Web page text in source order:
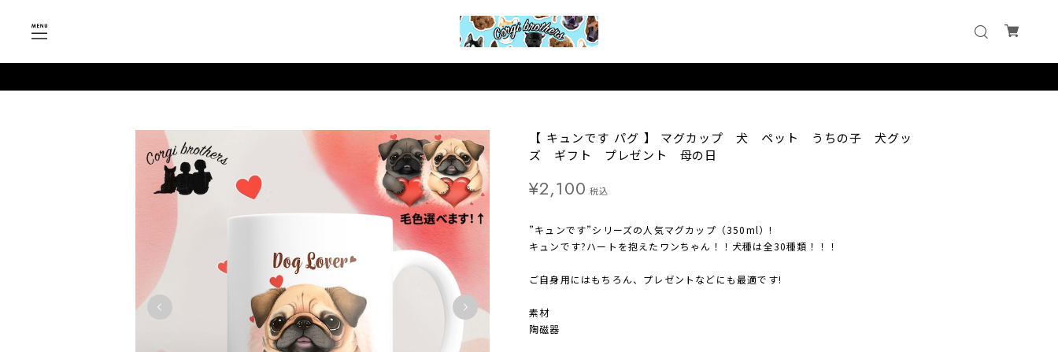
【 キュンです パグ 】 マグカップ 犬 ペット うちの子 犬グッ
ズ ギフト プレゼント 母の日
¥2,100 税込
”キュンです”シリーズの人気マグカップ（350ml）!
キュンです?ハートを抱えたワンちゃん！！犬種は全30種類！！！
ご自身用にはもちろん、プレゼントなどにも最適です!
素材
陶磁器